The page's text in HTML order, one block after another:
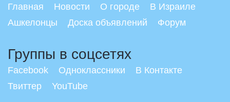
Главная Новости О городе
В Израиле
Ашкелонцы
Доска объявлений Форум
Группы в соцсетях
Facebook Одноклассники
В Контакте
Твиттер
YouTube